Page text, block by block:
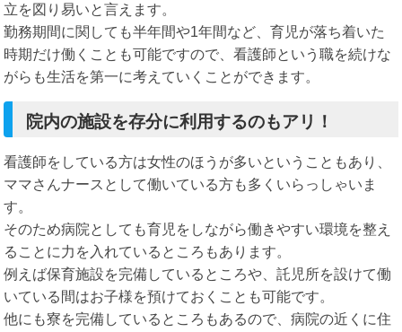
立を図り易いと言えます。
勤務期間に関しても半年間や1年間など、育児が落ち着いた
時期だけ働くことも可能ですので、看護師という職を続けな
がらも生活を第一に考えていくことができます。
院内の施設を存分に利用するのもアリ！
看護師をしている方は女性のほうが多いということもあり、
ママさんナースとして働いている方も多くいらっしゃいま
す。
そのため病院としても育児をしながら働きやすい環境を整え
ることに力を入れているところもあります。
例えば保育施設を完備しているところや、託児所を設けて働
いている間はお子様を預けておくことも可能です。
他にも寮を完備しているところもあるので、病院の近くに住